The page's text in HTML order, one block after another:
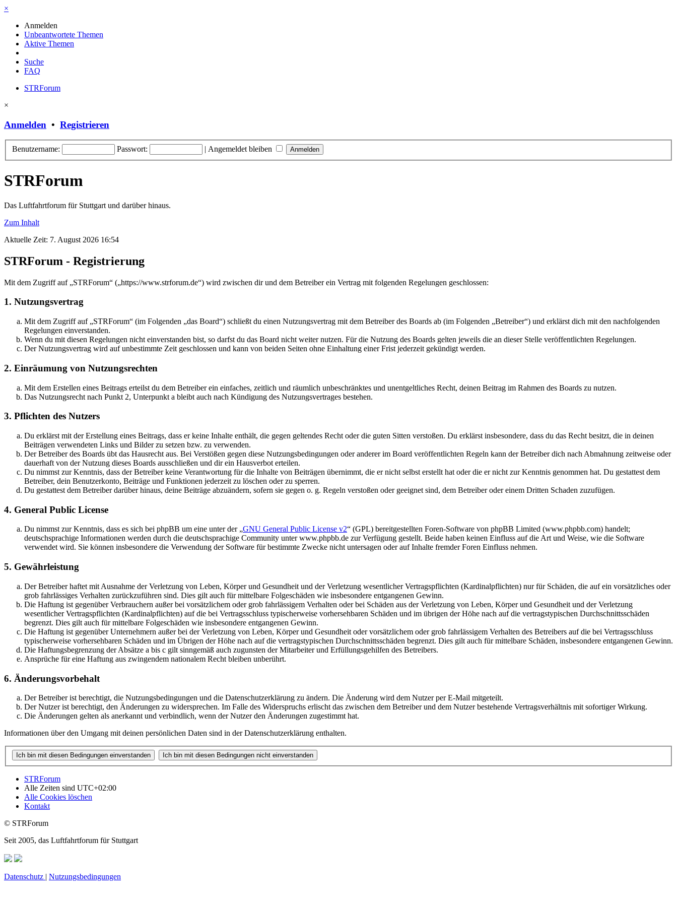
×
Anmelden
Unbeantwortete Themen
Aktive Themen
Suche
FAQ
STRForum
×
Anmelden • Registrieren
Benutzername: Passwort: | Angemeldet bleiben
STRForum
Das Luftfahrtforum für Stuttgart und darüber hinaus.
Zum Inhalt
Aktuelle Zeit: 7. August 2026 16:54
STRForum - Registrierung
Mit dem Zugriff auf „STRForum“ („https://www.strforum.de“) wird zwischen dir und dem Betreiber ein Vertrag mit folgenden Regelungen geschlossen:
1. Nutzungsvertrag
Mit dem Zugriff auf „STRForum“ (im Folgenden „das Board“) schließt du einen Nutzungsvertrag mit dem Betreiber des Boards ab (im Folgenden „Betreiber“) und erklärst dich mit den nachfolgenden
Regelungen einverstanden.
Wenn du mit diesen Regelungen nicht einverstanden bist, so darfst du das Board nicht weiter nutzen. Für die Nutzung des Boards gelten jeweils die an dieser Stelle veröffentlichten Regelungen.
Der Nutzungsvertrag wird auf unbestimmte Zeit geschlossen und kann von beiden Seiten ohne Einhaltung einer Frist jederzeit gekündigt werden.
2. Einräumung von Nutzungsrechten
Mit dem Erstellen eines Beitrags erteilst du dem Betreiber ein einfaches, zeitlich und räumlich unbeschränktes und unentgeltliches Recht, deinen Beitrag im Rahmen des Boards zu nutzen.
Das Nutzungsrecht nach Punkt 2, Unterpunkt a bleibt auch nach Kündigung des Nutzungsvertrages bestehen.
3. Pflichten des Nutzers
Du erklärst mit der Erstellung eines Beitrags, dass er keine Inhalte enthält, die gegen geltendes Recht oder die guten Sitten verstoßen. Du erklärst insbesondere, dass du das Recht besitzt, die in deinen
Beiträgen verwendeten Links und Bilder zu setzen bzw. zu verwenden.
Der Betreiber des Boards übt das Hausrecht aus. Bei Verstößen gegen diese Nutzungsbedingungen oder anderer im Board veröffentlichten Regeln kann der Betreiber dich nach Abmahnung zeitweise oder
dauerhaft von der Nutzung dieses Boards ausschließen und dir ein Hausverbot erteilen.
Du nimmst zur Kenntnis, dass der Betreiber keine Verantwortung für die Inhalte von Beiträgen übernimmt, die er nicht selbst erstellt hat oder die er nicht zur Kenntnis genommen hat. Du gestattest dem
Betreiber, dein Benutzerkonto, Beiträge und Funktionen jederzeit zu löschen oder zu sperren.
Du gestattest dem Betreiber darüber hinaus, deine Beiträge abzuändern, sofern sie gegen o. g. Regeln verstoßen oder geeignet sind, dem Betreiber oder einem Dritten Schaden zuzufügen.
4. General Public License
Du nimmst zur Kenntnis, dass es sich bei phpBB um eine unter der „GNU General Public License v2“ (GPL) bereitgestellten Foren-Software von phpBB Limited (www.phpbb.com) handelt;
deutschsprachige Informationen werden durch die deutschsprachige Community unter www.phpbb.de zur Verfügung gestellt. Beide haben keinen Einfluss auf die Art und Weise, wie die Software
verwendet wird. Sie können insbesondere die Verwendung der Software für bestimmte Zwecke nicht untersagen oder auf Inhalte fremder Foren Einfluss nehmen.
5. Gewährleistung
Der Betreiber haftet mit Ausnahme der Verletzung von Leben, Körper und Gesundheit und der Verletzung wesentlicher Vertragspflichten (Kardinalpflichten) nur für Schäden, die auf ein vorsätzliches oder
grob fahrlässiges Verhalten zurückzuführen sind. Dies gilt auch für mittelbare Folgeschäden wie insbesondere entgangenen Gewinn.
Die Haftung ist gegenüber Verbrauchern außer bei vorsätzlichem oder grob fahrlässigem Verhalten oder bei Schäden aus der Verletzung von Leben, Körper und Gesundheit und der Verletzung
wesentlicher Vertragspflichten (Kardinalpflichten) auf die bei Vertragsschluss typischerweise vorhersehbaren Schäden und im übrigen der Höhe nach auf die vertragstypischen Durchschnittsschäden
begrenzt. Dies gilt auch für mittelbare Folgeschäden wie insbesondere entgangenen Gewinn.
Die Haftung ist gegenüber Unternehmern außer bei der Verletzung von Leben, Körper und Gesundheit oder vorsätzlichem oder grob fahrlässigem Verhalten des Betreibers auf die bei Vertragsschluss
typischerweise vorhersehbaren Schäden und im Übrigen der Höhe nach auf die vertragstypischen Durchschnittsschäden begrenzt. Dies gilt auch für mittelbare Schäden, insbesondere entgangenen Gewinn.
Die Haftungsbegrenzung der Absätze a bis c gilt sinngemäß auch zugunsten der Mitarbeiter und Erfüllungsgehilfen des Betreibers.
Ansprüche für eine Haftung aus zwingendem nationalem Recht bleiben unberührt.
6. Änderungsvorbehalt
Der Betreiber ist berechtigt, die Nutzungsbedingungen und die Datenschutzerklärung zu ändern. Die Änderung wird dem Nutzer per E-Mail mitgeteilt.
Der Nutzer ist berechtigt, den Änderungen zu widersprechen. Im Falle des Widerspruchs erlischt das zwischen dem Betreiber und dem Nutzer bestehende Vertragsverhältnis mit sofortiger Wirkung.
Die Änderungen gelten als anerkannt und verbindlich, wenn der Nutzer den Änderungen zugestimmt hat.
Informationen über den Umgang mit deinen persönlichen Daten sind in der Datenschutzerklärung enthalten.
STRForum
Alle Zeiten sind UTC+02:00
Alle Cookies löschen
Kontakt
© STRForum
Seit 2005, das Luftfahrtforum für Stuttgart
Datenschutz | Nutzungsbedingungen